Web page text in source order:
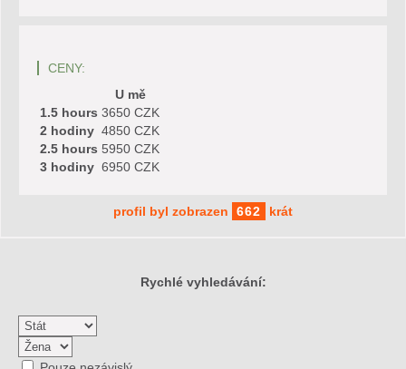
CENY:
U mě
1.5 hours 3650 CZK
2 hodiny 4850 CZK
2.5 hours 5950 CZK
3 hodiny 6950 CZK
profil byl zobrazen 662 krát
Rychlé vyhledávání: